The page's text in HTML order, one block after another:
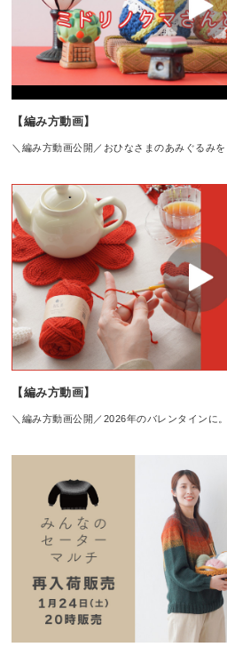
【編み方動画】
＼編み方動画公開／おひなさまのあみぐるみ
【編み方動画】
＼編み方動画公開／2026年のバレンタインに